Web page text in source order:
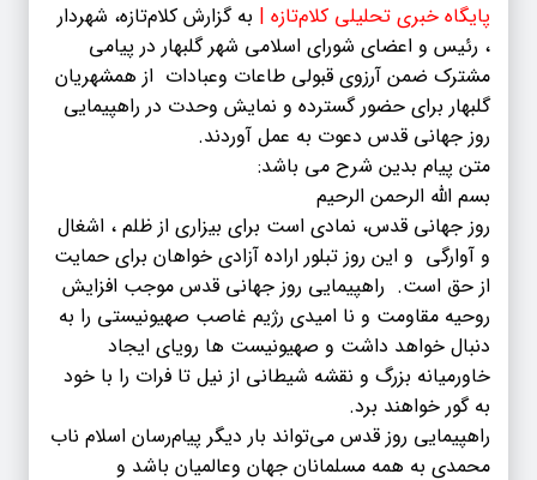
پایگاه خبری تحلیلی کلام‌تازه | به گزارش کلام‌تازه، شهردار
، رئیس و اعضای شورای اسلامی شهر گلبهار در پیامی
مشترک ضمن آرزوی قبولی طاعات وعبادات از همشهریان
گلبهار برای حضور گسترده و نمایش وحدت در راهپیمایی
روز جهانی قدس دعوت به عمل آوردند.
متن پیام بدین شرح می باشد:
بسم الله الرحمن الرحیم
روز جهانی قدس، نمادی است برای بیزاری از ظلم ، اشغال
و آوارگی و این روز تبلور اراده آزادی خواهان برای حمایت
از حق است. راهپیمایی روز جهانی قدس موجب افزایش
روحیه مقاومت و نا امیدی رژیم غاصب صهیونیستی را به
دنبال خواهد داشت و صهیونیست ها رویای ایجاد
خاورمیانه بزرگ و نقشه شیطانی از نیل تا فرات را با خود
به گور خواهند برد.
راهپیمایی روز قدس می‌تواند بار دیگر پیام‌رسان اسلام ناب
محمدی به همه مسلمانان جهان وعالمیان باشد و